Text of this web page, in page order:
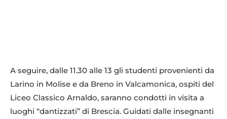
A seguire, dalle 11.30 alle 13 gli studenti provenienti da
Larino in Molise e da Breno in Valcamonica, ospiti del
Liceo Classico Arnaldo, saranno condotti in visita a
luoghi “dantizzati” di Brescia. Guidati dalle insegnanti